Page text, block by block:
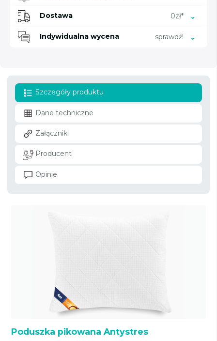
Dostawa 0zł*
Indywidualna wycena sprawdź!
Szczegóły produktu
Dane techniczne
Załączniki
Producent
Opinie
Poduszka pikowana Antystres